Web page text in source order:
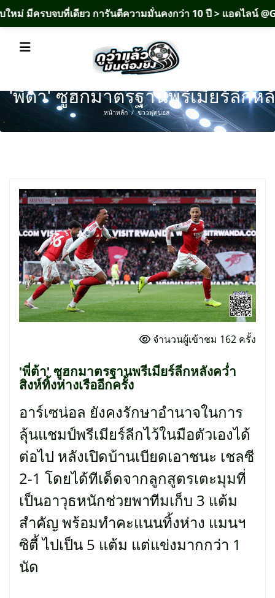
มีครบจบที่เดียว การันตีความมั่นคงกว่า 10 ปี > แอดไลน์
'พี่ต้า' ซูฮกมาตรฐานพรีเมียร์ลีกห
หน้าหลัก ข่าวฟุตบอล
จำนวนผู้เข้าชม 162 ครั้ง
'พี่ต้า' ซูฮกมาตรฐานพรีเมียร์ลีกหลังคว่ำ
สิงห์ทิ้งห่างเรืออีกครั้ง
อาร์เซน่อล ยังคงรักษาอำนาจในการ
ลุ้นแชมป์พรีเมียร์ลีกไว้ในมือตัวเองได้
ต่อไป หลังเปิดบ้านเบียดเอาชนะ เชลซี
2-1 โดยได้ทีเด็ดจากลูกสูตรเตะมุมที่
เป็นอาวุธหนักช่วยพาทีมเก็บ 3 แต้ม
สำคัญ พร้อมทำคะแนนทิ้งห่าง แมนฯ
ซิตี้ ไปเป็น 5 แต้ม แต่แข่งมากกว่า 1
นัด